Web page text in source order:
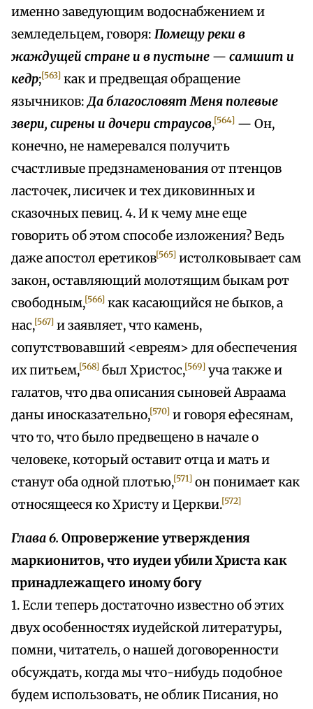
именно заведующим водоснабжением и
земледельцем, говоря: Помещу реки в
жаждущей стране и в пустыне — самшит и
кедр;[563] как и предвещая обращение
язычников:Да благословят Меня полевые
звери, сирены и дочери страусов,[564] — Он,
конечно, не намеревался получить
счастливые предзнаменования от птенцов
ласточек, лисичек и тех диковинных и
сказочных певиц. 4. И к чему мне еще
говорить об этом способе изложения? Ведь
даже апостол еретиков[565] истолковывает сам
закон, оставляющий молотящим быкам рот
свободным,[566] как касающийся не быков, а
нас,[567] и заявляет, что камень,
сопутствовавший <евреям> для обеспечения
их питьем,[568] был Христос,[569] уча также и
галатов, что два описания сыновей Авраама
даны иносказательно,[570] и говоря ефесянам,
что то, что было предвещено в начале о
человеке, который оставит отца и мать и
станут оба одной плотью,[571] он понимает как
относящееся ко Христу и Церкви.[572]
Глава 6. Опровержение утверждения
маркионитов, что иудеи убили Христа как
принадлежащего иному богу
1. Если теперь достаточно известно об этих
двух особенностях иудейской литературы,
помни, читатель, о нашей договоренности
обсуждать, когда мы что-нибудь подобное
будем использовать, не облик Писания, но